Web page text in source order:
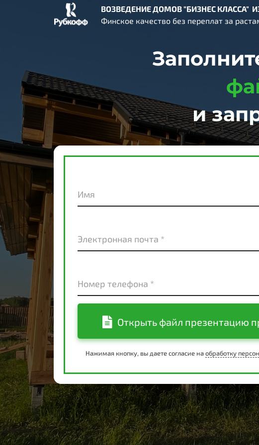
ВОЗВЕДЕНИЕДОМОВ"БИЗНЕС КЛАССА"
Финское качество без переплат за
и
Имя
Электронная почта *
Номер телефона *
Открыть файл презентацию
Нажимая кнопку, вы даете согласие наобработку